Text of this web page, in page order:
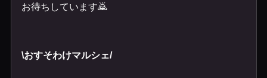
お待ちしています🙇
\おすそわけマルシェ/